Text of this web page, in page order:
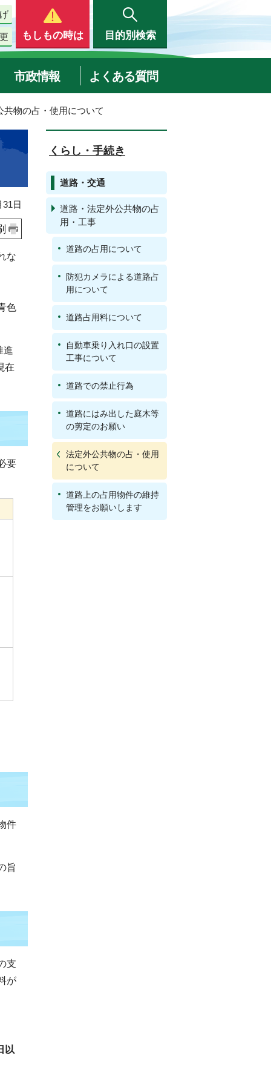
もしもの時は 目的別検索
市政情報 よくある質問
物の占・使用について
日
な
色
進
在
要
件
旨
支
が
以
くらし・手続き
道路・交通
道路・法定外公共物の占
用・工事
道路の占用について
防犯カメラによる道路占
用について
道路占用料について
自動車乗り入れ口の設置
工事について
道路での禁止行為
道路にはみ出した庭木等
の剪定のお願い
法定外公共物の占・使用
について
道路上の占用物件の維持
管理をお願いします